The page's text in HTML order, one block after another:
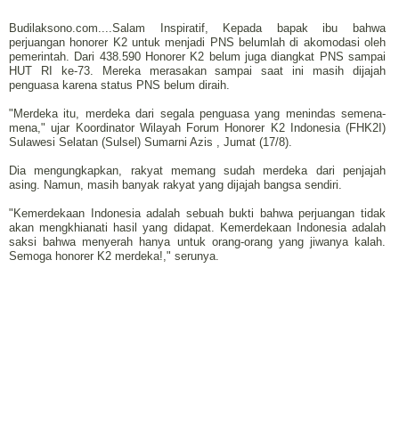
Budilaksono.com....Salam Inspiratif, Kepada bapak ibu bahwa
perjuangan honorer K2 untuk menjadi PNS belumlah di akomodasi oleh
pemerintah. Dari 438.590 Honorer K2 belum juga diangkat PNS sampai
HUT RI ke-73. Mereka merasakan sampai saat ini masih dijajah
penguasa karena status PNS belum diraih.
"Merdeka itu, merdeka dari segala penguasa yang menindas semena-
mena," ujar Koordinator Wilayah Forum Honorer K2 Indonesia (FHK2I)
Sulawesi Selatan (Sulsel) Sumarni Azis , Jumat (17/8).
Dia mengungkapkan, rakyat memang sudah merdeka dari penjajah
asing. Namun, masih banyak rakyat yang dijajah bangsa sendiri.
"Kemerdekaan Indonesia adalah sebuah bukti bahwa perjuangan tidak
akan mengkhianati hasil yang didapat. Kemerdekaan Indonesia adalah
saksi bahwa menyerah hanya untuk orang-orang yang jiwanya kalah.
Semoga honorer K2 merdeka!," serunya.